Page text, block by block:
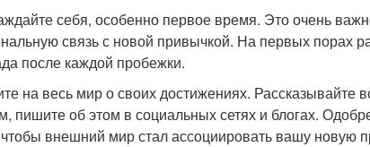
себя, особенно первое время. Это очень
связь с новой привычкой. На первых порах
после каждой пробежки.
на весь мир о своих достижениях. Рассказывайте
пишите об этом в социальных сетях и блогах.
внешний мир стал ассоциировать вашу новую